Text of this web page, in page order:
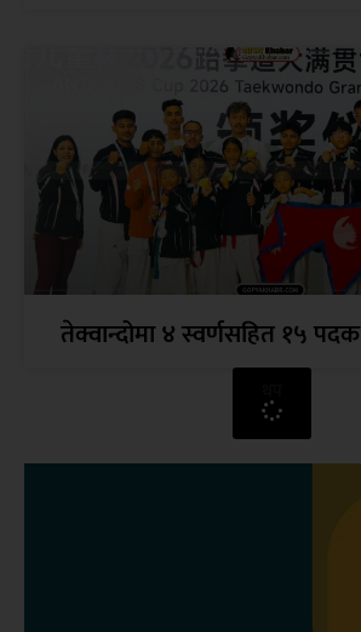
तेक्वान्दोमा ४ स्वर्णसहित १५ पदक